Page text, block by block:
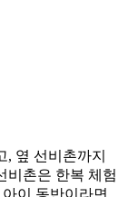
옆 선비촌까지
비촌은 한복 체험
이 동반이라면